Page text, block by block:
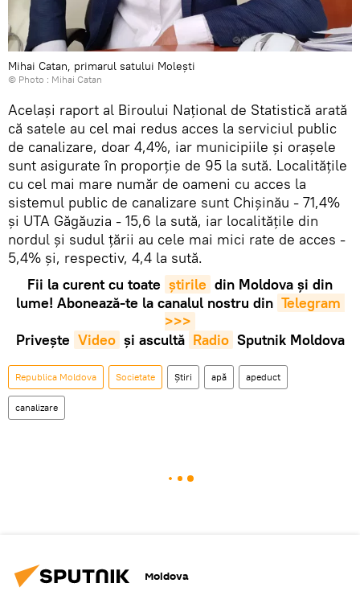
Mihai Catan, primarul satului Molești
© Photo : Mihai Catan
Același raport al Biroului Național de Statistică arată
că satele au cel mai redus acces la serviciul public
de canalizare, doar 4,4%, iar municipiile și oraşele
sunt asigurate în proporție de 95 la sută. Localitățile
cu cel mai mare număr de oameni cu acces la
sistemul public de canalizare sunt Chișinău - 71,4%
și UTA Găgăuzia - 15,6 la sută, iar localităţile din
nordul și sudul țării au cele mai mici rate de acces -
5,4% și, respectiv, 4,4 la sută.
Fii la curent cu toate știrile din Moldova și din
lume! Abonează-te la canalul nostru din Telegram
>>>
Privește Video și ascultă Radio Sputnik Moldova
Republica Moldova Societate Știri apă apeduct
canalizare
Moldova